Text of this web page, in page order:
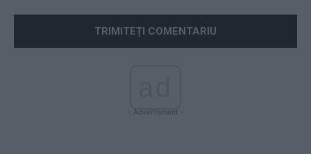
- Advertisment -